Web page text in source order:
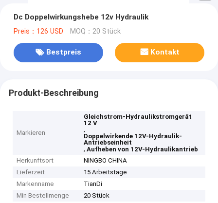
Dc Doppelwirkungshebe 12v Hydraulik
Preis：126 USD MOQ：20 Stück
Bestpreis Kontakt
Produkt-Beschreibung
Markieren
Gleichstrom-Hydraulikstromgerät
12 V
,
Doppelwirkende 12V-Hydraulik-
Antriebseinheit
,Aufheben von 12V-Hydraulikantrieb
Herkunftsort
NINGBO CHINA
Lieferzeit
15 Arbeitstage
Markenname
TianDi
Min Bestellmenge
20 Stück